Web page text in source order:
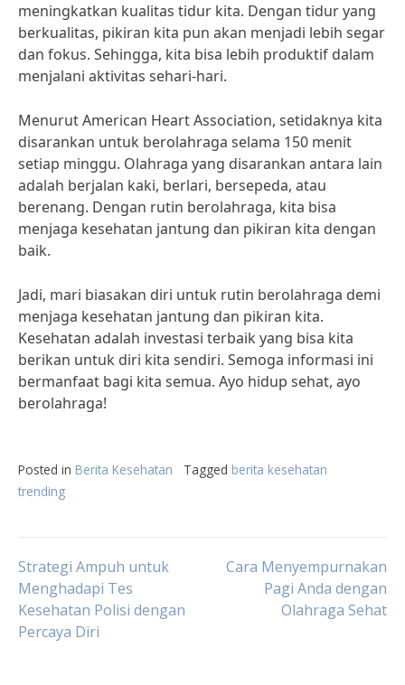
meningkatkan kualitas tidur kita. Dengan tidur yang
berkualitas, pikiran kita pun akan menjadi lebih segar
dan fokus. Sehingga, kita bisa lebih produktif dalam
menjalani aktivitas sehari-hari.
Menurut American Heart Association, setidaknya kita
disarankan untuk berolahraga selama 150 menit
setiap minggu. Olahraga yang disarankan antara lain
adalah berjalan kaki, berlari, bersepeda, atau
berenang. Dengan rutin berolahraga, kita bisa
menjaga kesehatan jantung dan pikiran kita dengan
baik.
Jadi, mari biasakan diri untuk rutin berolahraga demi
menjaga kesehatan jantung dan pikiran kita.
Kesehatan adalah investasi terbaik yang bisa kita
berikan untuk diri kita sendiri. Semoga informasi ini
bermanfaat bagi kita semua. Ayo hidup sehat, ayo
berolahraga!
Posted in Berita Kesehatan Tagged berita kesehatan
trending
Post
navigation
Strategi Ampuh untuk
Menghadapi Tes
Kesehatan Polisi dengan
Percaya Diri
Cara Menyempurnakan
Pagi Anda dengan
Olahraga Sehat